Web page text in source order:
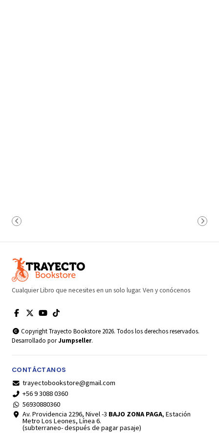
Cualquier Libro que necesites en un solo lugar. Ven y conócenos
Copyright Trayecto Bookstore 2026. Todos los derechos reservados.
Desarrollado porJumpseller.
CONTÁCTANOS
trayectobookstore@gmail.com
+56 9 3088 0360
56930880360
Av. Providencia 2296, Nivel -3 BAJO ZONA PAGA, Estación
Metro Los Leones, Línea 6.
(subterraneo- después de pagar pasaje)